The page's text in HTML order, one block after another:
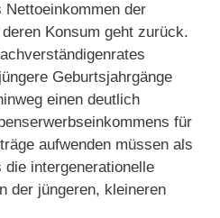
der
Konsum geht zurück.
Geburtsjahrgänge
einen deutlich
für
aufwenden müssen als
intergenerationelle
der jüngeren, kleineren